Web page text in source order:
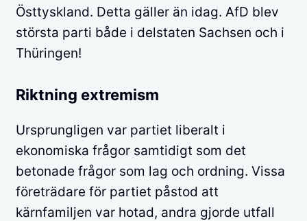
Östtyskland. Detta gäller än idag. AfD blev
största parti både i delstaten Sachsen och i
Thüringen!
Riktning extremism
Ursprungligen var partiet liberalt i
ekonomiska frågor samtidigt som det
betonade frågor som lag och ordning. Vissa
företrädare för partiet påstod att
kärnfamiljen var hotad, andra gjorde utfall